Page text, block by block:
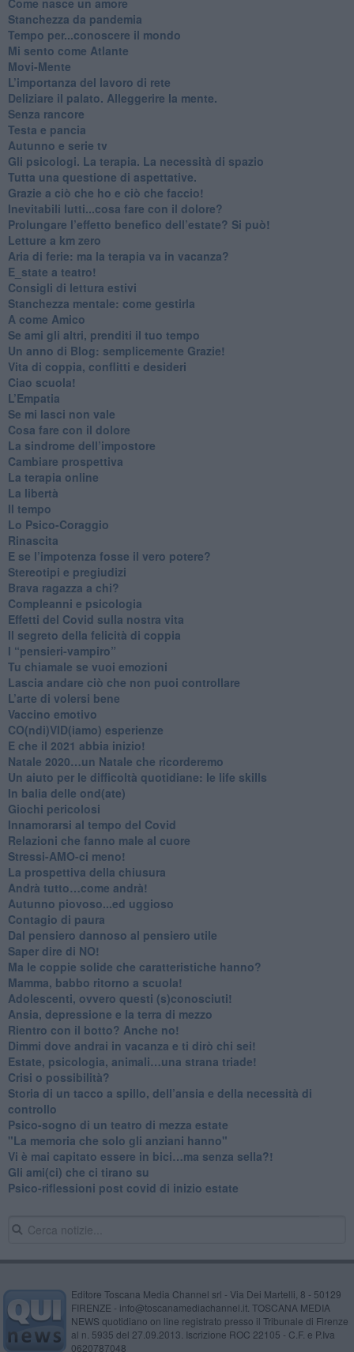
Stanchezza da pandemia
​Tempo per...conoscere il mondo
​Mi sento come Atlante
​Movi-Mente
​L’importanza del lavoro di rete
​Deliziare il palato. Alleggerire la mente.
​Senza rancore
​Testa e pancia
​Autunno e serie tv
​Gli psicologi. La terapia. La necessità di spazio
​Tutta una questione di aspettative.
​Grazie a ciò che ho e ciò che faccio!
​Inevitabili lutti...cosa fare con il dolore?
Prolungare l’effetto benefico dell’estate? Si può!
​Letture a km zero
​Aria di ferie: ma la terapia va in vacanza?
​E_state a teatro!
​Consigli di lettura estivi
​Stanchezza mentale: come gestirla
​A come Amico
​Se ami gli altri, prenditi il tuo tempo
​Un anno di Blog: semplicemente Grazie!
​Vita di coppia, conflitti e desideri
​Ciao scuola!
​L’Empatia
​Se mi lasci non vale
Cosa fare con il dolore
​La sindrome dell’impostore
​Cambiare prospettiva
La terapia online
La libertà
​Il tempo
​Lo Psico-Coraggio
Rinascita
​E se l’impotenza fosse il vero potere?
Stereotipi e pregiudizi
​Brava ragazza a chi?
​Compleanni e psicologia
Effetti del Covid sulla nostra vita
Il segreto della felicità di coppia
​I “pensieri-vampiro”
​Tu chiamale se vuoi emozioni
​Lascia andare ciò che non puoi controllare
L’arte di volersi bene
​Vaccino emotivo
CO(ndi)VID(iamo) esperienze
​E che il 2021 abbia inizio!
​Natale 2020…un Natale che ricorderemo
Un aiuto per le difficoltà quotidiane: le life skills
​In balia delle ond(ate)
Giochi pericolosi
Innamorarsi al tempo del Covid
​Relazioni che fanno male al cuore
​Stressi-AMO-ci meno!
​La prospettiva della chiusura
​Andrà tutto…come andrà!
Autunno piovoso...ed uggioso
​Contagio di paura
​Dal pensiero dannoso al pensiero utile
​Saper dire di NO!
​Ma le coppie solide che caratteristiche hanno?
​Mamma, babbo ritorno a scuola!
Adolescenti, ovvero questi (s)conosciuti!
Ansia, depressione e la terra di mezzo
​Rientro con il botto? Anche no!
Dimmi dove andrai in vacanza e ti dirò chi sei!
​Estate, psicologia, animali…una strana triade!
​Crisi o possibilità?
​Storia di un tacco a spillo, dell’ansia e della necessità di
controllo
​Psico-sogno di un teatro di mezza estate
"La memoria che solo gli anziani hanno"
​Vi è mai capitato essere in bici…ma senza sella?!
​Gli ami(ci) che ci tirano su
Psico-riflessioni post covid di inizio estate
Editore Toscana Media Channel srl - Via Dei Martelli, 8 - 50129
FIRENZE - info@toscanamediachannel.it. TOSCANA MEDIA
NEWS quotidiano on line registrato presso il Tribunale di Firenze
al n. 5935 del 27.09.2013. Iscrizione ROC 22105 - C.F. e P.Iva
0620787048